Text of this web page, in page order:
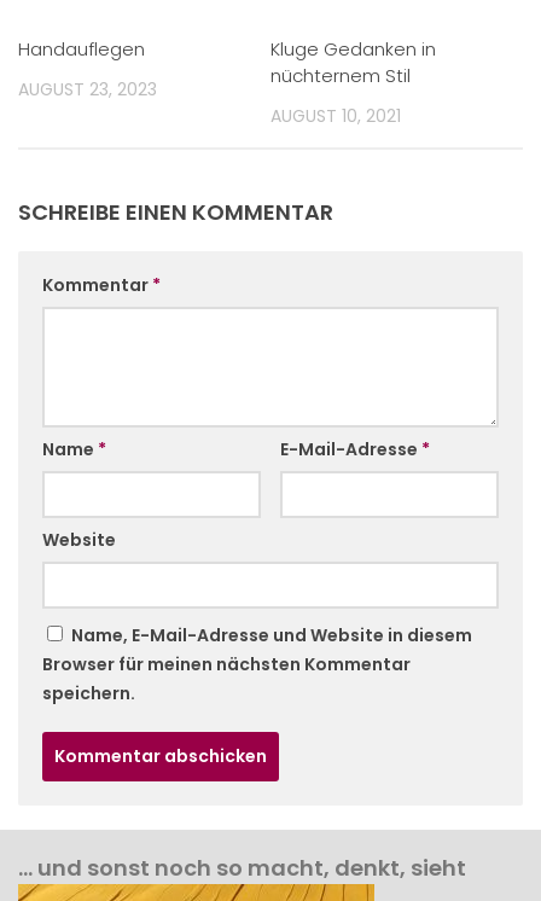
Handauflegen
AUGUST 23, 2023
Kluge Gedanken in
nüchternem Stil
AUGUST 10, 2021
SCHREIBE EINEN KOMMENTAR
Kommentar *
Name * E-Mail-Adresse *
Website
Name, E-Mail-Adresse und Website in diesem
Browser für meinen nächsten Kommentar
speichern.
… und sonst noch so macht, denkt, sieht